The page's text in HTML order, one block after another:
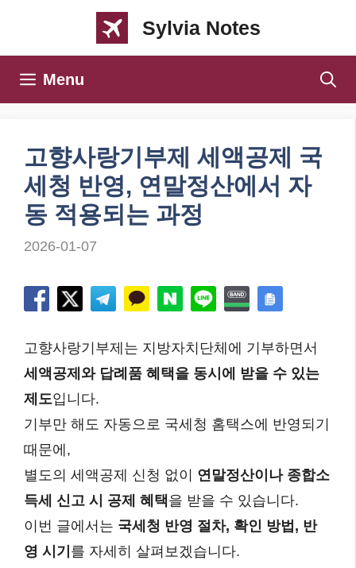
Sylvia Notes
Menu
고향사랑기부제 세액공제 국
세청 반영, 연말정산에서 자
동 적용되는 과정
2026-01-07
고향사랑기부제는 지방자치단체에 기부하면서
세액공제와 답례품 혜택을 동시에 받을 수 있는
제도입니다.
기부만 해도 자동으로 국세청 홈택스에 반영되기
때문에,
별도의 세액공제 신청 없이 연말정산이나 종합소
득세 신고 시 공제 혜택을 받을 수 있습니다.
이번 글에서는 국세청 반영 절차, 확인 방법, 반
영 시기 를 자세히 살펴보겠습니다.